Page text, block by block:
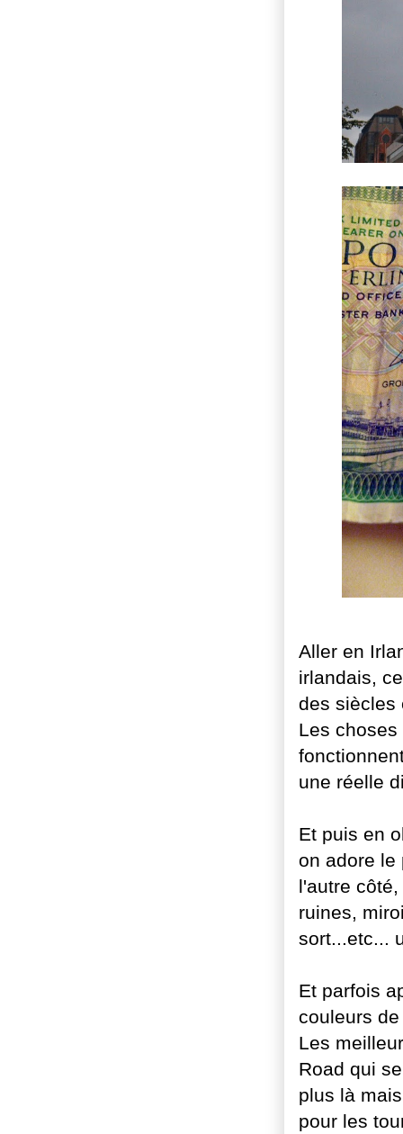
Aller en
irlandais,
des siècles
Les
une réelle
Et puis en
on adore
l'autre
ruines,
sort...etc...
Et parfois
couleurs
Les
Road qui
plus là
pour les